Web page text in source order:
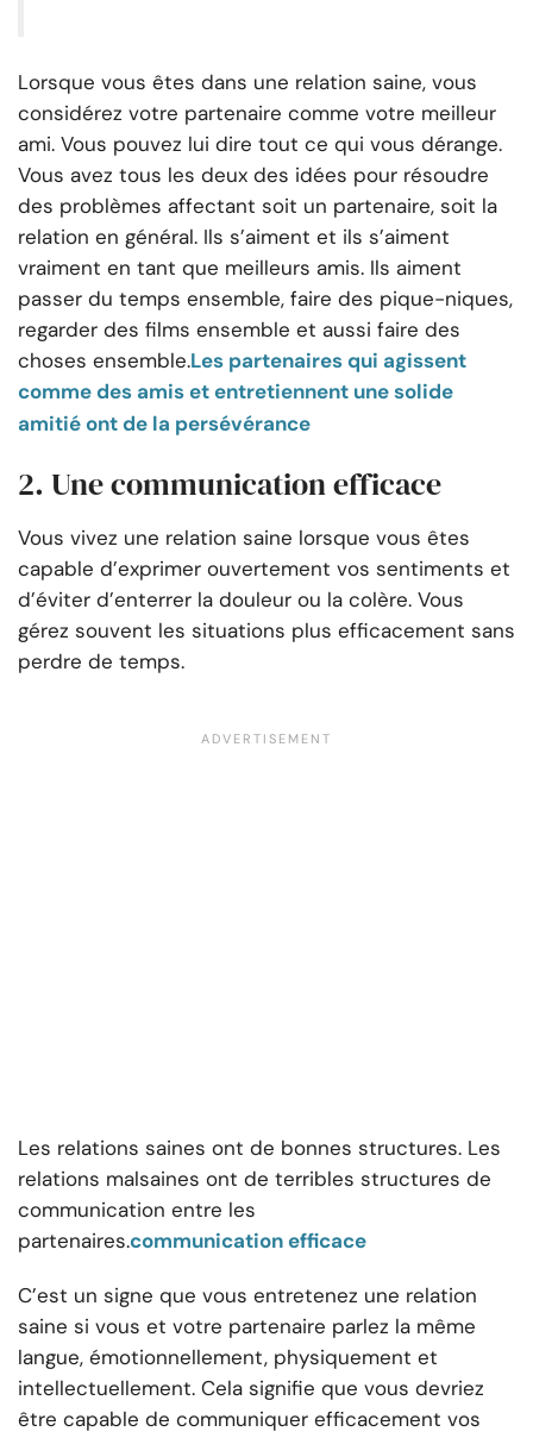
Lorsque vous êtes dans une relation saine, vous
considérez votre partenaire comme votre meilleur
ami. Vous pouvez lui dire tout ce qui vous dérange.
Vous avez tous les deux des idées pour résoudre
des problèmes affectant soit un partenaire, soit la
relation en général. Ils s’aiment et ils s’aiment
vraiment en tant que meilleurs amis. Ils aiment
passer du temps ensemble, faire des pique-niques,
regarder des films ensemble et aussi faire des
choses ensemble.Les partenaires qui agissent
comme des amis et entretiennent une solide
amitié ont de la persévérance
2. Une communication efficace
Vous vivez une relation saine lorsque vous êtes
capable d’exprimer ouvertement vos sentiments et
d’éviter d’enterrer la douleur ou la colère. Vous
gérez souvent les situations plus efficacement sans
perdre de temps.
Les relations saines ont de bonnes structures. Les
relations malsaines ont de terribles structures de
communication entre les
partenaires.communication efficace
C’est un signe que vous entretenez une relation
saine si vous et votre partenaire parlez la même
langue, émotionnellement, physiquement et
intellectuellement. Cela signifie que vous devriez
être capable de communiquer efficacement vos